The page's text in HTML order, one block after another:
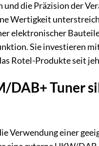
die Präzision der
Wertigkeit
elektronischer
Sie investieren
Rotel-Produkte seit
DAB+ Tuner
Verwendung einer